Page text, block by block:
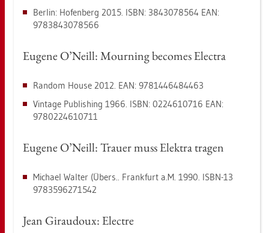
Ber­lin: Ho­fen­berg 2015. ISBN: 3843078564 EAN:
9783843078566
Eu­ge­ne O’Neill: Mourning be­co­mes Elec­tra
Ran­dom House 2012. EAN: 9781446484463
Vin­ta­ge Pu­blis­hing 1966. ISBN: 0224610716 EAN:
9780224610711
Eu­ge­ne O’Neill: Trau­er muss Elek­tra tra­gen
Mi­cha­el Wal­ter (Übers.. Frank­furt a.M. 1990. ISBN-13
9783596271542
Jean Girau­doux: Elect­re